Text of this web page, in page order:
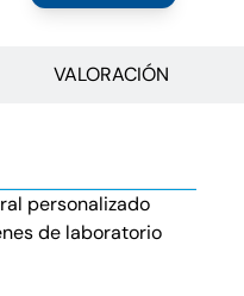
VALORACIÓN
personalizado
de laboratorio